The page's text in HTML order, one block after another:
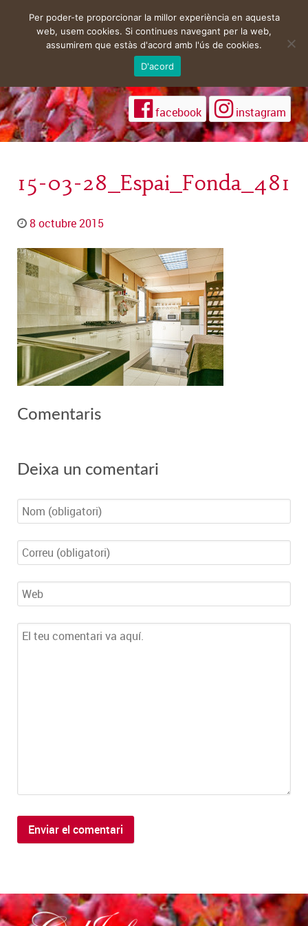
facebook instagram
15-03-28_Espai_Fonda_481
8 octubre 2015
Comentaris
Deixa un comentari
Per poder-te proporcionar la millor experiència en aquesta
web, usem cookies. Si continues navegant per la web,
assumirem que estàs d'acord amb l'ús de cookies.
D'acord